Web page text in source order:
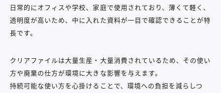
日常的にオフィスや学校、家庭で使用されており、 薄くて軽く、
透明度が高いため、中に入れた資料が一目で確認できることが特
長です。
クリアファイルは大量生産・大量消費されているため、その使い
方や廃棄の仕方が環境に大きな影響を与えます。
持続可能な使い方を心掛けることで、環境への負担を減らしつ